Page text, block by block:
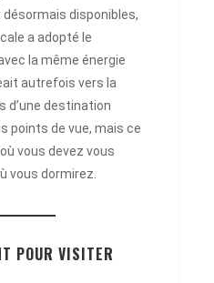
disponibles,
a adopté le
la même énergie
autrefois vers la
d’une destination
points de vue, mais ce
vous devez vous
vous dormirez.
POUR VISITER